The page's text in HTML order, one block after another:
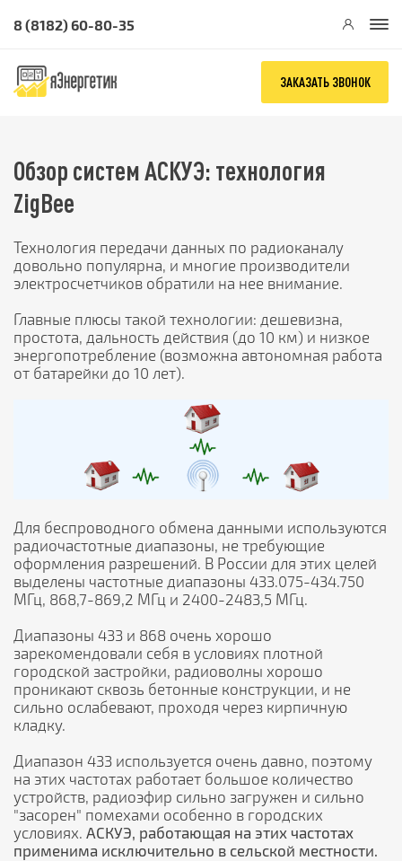
8 (8182) 60-80-35
ЗАКАЗАТЬ ЗВОНОК
Обзор систем АСКУЭ: технология
ZigBee
Технология передачи данных по радиоканалу
довольно популярна, и многие производители
электросчетчиков обратили на нее внимание.
Главные плюсы такой технологии: дешевизна,
простота, дальность действия (до 10 км) и низкое
энергопотребление (возможна автономная работа
от батарейки до 10 лет).
Для беспроводного обмена данными используются
радиочастотные диапазоны, не требующие
оформления разрешений. В России для этих целей
выделены частотные диапазоны 433.075-434.750
МГц, 868,7-869,2 МГц и 2400-2483,5 МГц.
Диапазоны 433 и 868 очень хорошо
зарекомендовали себя в условиях плотной
городской застройки, радиоволны хорошо
проникают сквозь бетонные конструкции, и не
сильно ослабевают, проходя через кирпичную
кладку.
Диапазон 433 используется очень давно, поэтому
на этих частотах работает большое количество
устройств, радиоэфир сильно загружен и сильно
"засорен" помехами особенно в городских
условиях. АСКУЭ, работающая на этих частотах
применима исключительно в сельской местности.